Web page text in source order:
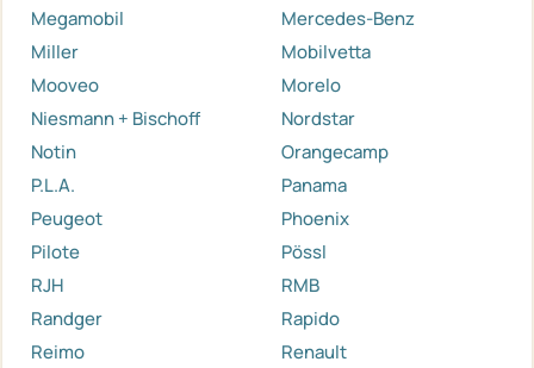
Megamobil
Mercedes-Benz
Miller
Mobilvetta
Mooveo
Morelo
Niesmann + Bischoff
Nordstar
Notin
Orangecamp
P.L.A.
Panama
Peugeot
Phoenix
Pilote
Pössl
RJH
RMB
Randger
Rapido
Reimo
Renault